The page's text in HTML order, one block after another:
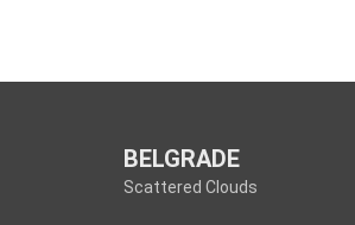
BELGRADE
Scattered Clouds